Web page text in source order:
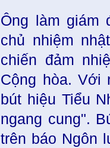
Ông làm giám
chủ nhiệm
chiến đảm
Cộng hòa. Với
bút hiệu Tiểu
ngang cung".
trên báo Ngôn